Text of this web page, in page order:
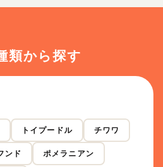
類から探す
トイプードル チワワ
ンド ポメラニアン